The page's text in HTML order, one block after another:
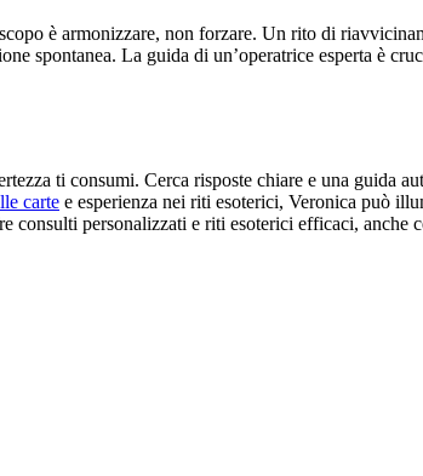
è armonizzare, non forzare. Un rito di
spontanea. La guida di un’operatrice esperta è
ti consumi. Cerca risposte chiare e una guida
carte e esperienza nei riti esoterici, Veronica può
personalizzati e riti esoterici efficaci,